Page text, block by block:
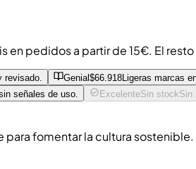
en pedidos a partir de 15€. El
Genial$66.918Ligeras marcas
señales de uso. ExcelenteSin stockSin
fomentar la cultura sostenible.